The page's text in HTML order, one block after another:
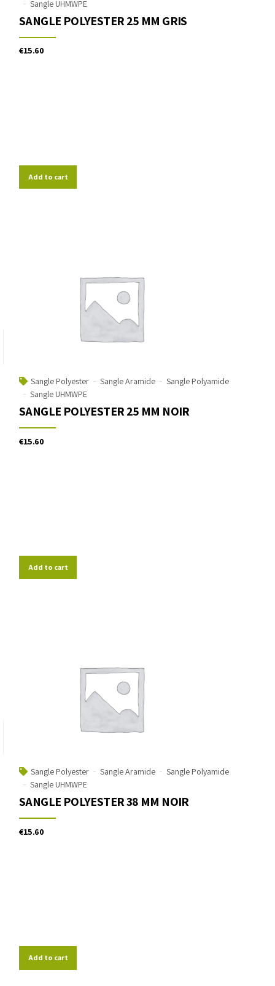
Sangle UHMWPE
SANGLE POLYESTER 25 MM GRIS
€15.60
Add to cart
Sangle Polyester Sangle Aramide
Sangle Polyamide
Sangle UHMWPE
SANGLE POLYESTER 25 MM NOIR
€15.60
Add to cart
Sangle Polyester Sangle Aramide
Sangle Polyamide
Sangle UHMWPE
SANGLE POLYESTER 38 MM NOIR
€15.60
Add to cart